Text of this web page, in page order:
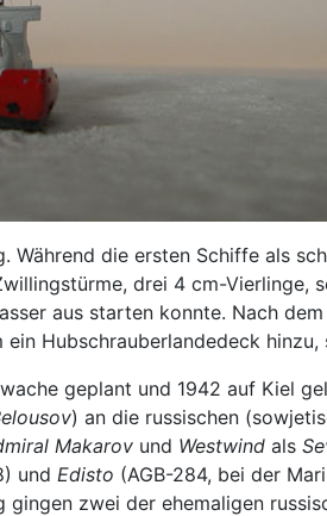
Während die ersten Schiffe als
drei 4 cm-
aus starten konnte. Nach
Hubschrauberlandedeck hinzu,
geplant und 1942 auf Kiel
) an die russischen
Makarov und Westwind als
und Edisto (AGB-284, bei der
zwei der ehemaligen